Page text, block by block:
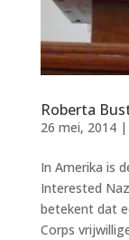
Roberta
26 mei, 2014|
In Amerika is
Interested
betekent dat
Corps